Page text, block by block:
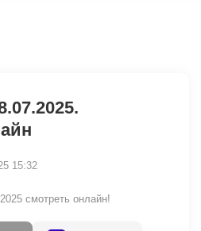
15:32
смотреть онлайн!